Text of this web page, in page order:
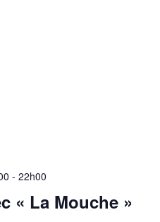
« La Mouche »
- 22h00